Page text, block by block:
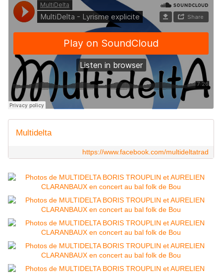
Multidelta
https://www.facebook.com/multideltatrad